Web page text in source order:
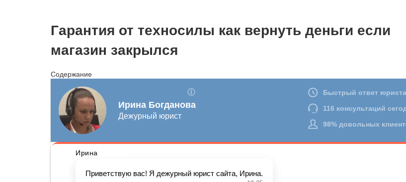
Гарантия от техносилы как вернуть деньги если
магазин закрылся
Содержание